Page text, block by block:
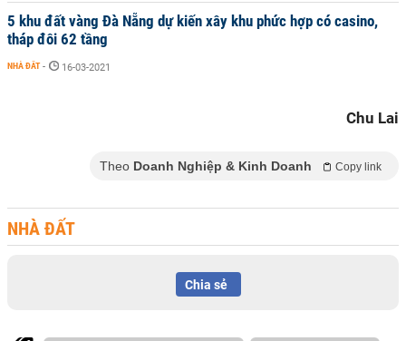
5 khu đất vàng Đà Nẵng dự kiến xây khu phức hợp có casino,
tháp đôi 62 tầng
NHÀ ĐẤT - 16-03-2021
Chu Lai
Theo Doanh Nghiệp & Kinh Doanh Copy link
NHÀ ĐẤT
Chia sẻ